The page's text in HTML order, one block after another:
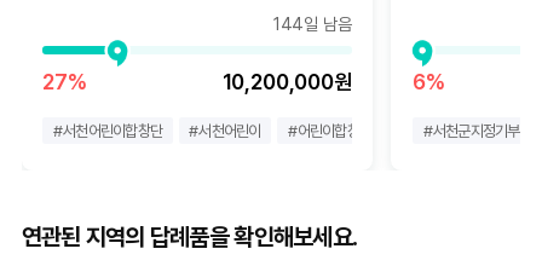
144일 남음
27% 10,200,000원
#서천어린이합창단 #서천어린이 #어린이합창단
6%
#서천군지정기부
연관된 지역의 답례품을 확인해보세요.